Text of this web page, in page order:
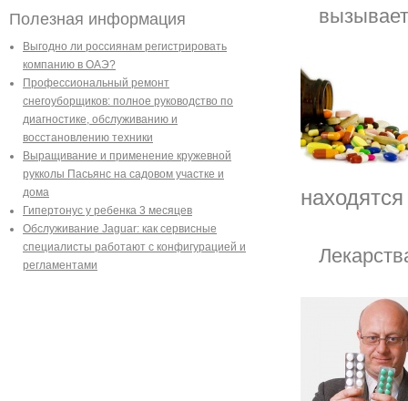
Полезная информация
Выгодно ли россиянам регистрировать
компанию в ОАЭ?
Профессиональный ремонт
снегоуборщиков: полное руководство по
диагностике, обслуживанию и
восстановлению техники
Выращивание и применение кружевной
рукколы Пасьянс на садовом участке и
дома
Гипертонус у ребенка 3 месяцев
Обслуживание Jaguar: как сервисные
специалисты работают с конфигурацией и
регламентами